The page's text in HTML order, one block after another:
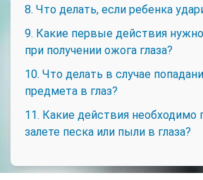
8. Что делать, если ребенка
9. Какие первые действия
при получении ожога глаза?
10. Что делать в случае
предмета в глаз?
11. Какие действия необходимо
залете песка или пыли в глаза?